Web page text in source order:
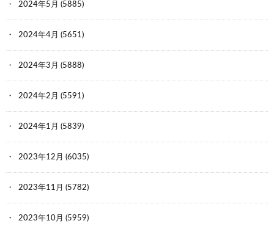
2024年5月 (5885)
2024年4月 (5651)
2024年3月 (5888)
2024年2月 (5591)
2024年1月 (5839)
2023年12月 (6035)
2023年11月 (5782)
2023年10月 (5959)